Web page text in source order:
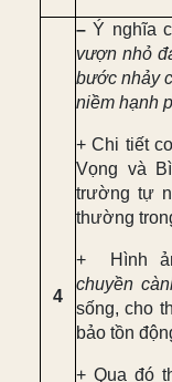
4
– Ý nghĩa
vượn nhỏ
bước nhảy
niềm hạnh
+ Chi tiết
Vọng và
trường tự
thường
+ Hình
chuyền
sống, cho
bảo tồn
+ Qua đó